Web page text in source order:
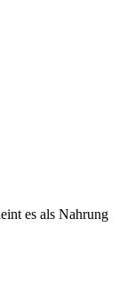
es als Nahrung